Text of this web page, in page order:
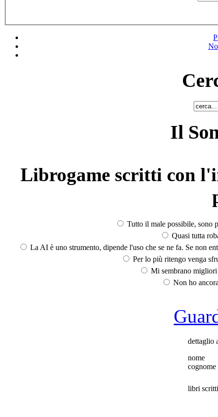
Il
Librogame scritti con
Tutto il male possibile, sono
Quasi tutta
La AI è uno strumento, dipende l'uso che se ne fa. Se non
Per lo più ritengo venga
Mi sembrano
Non ho
dettaglio
nome
cognome
libri scritti